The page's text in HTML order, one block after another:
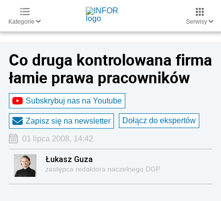
Kategorie Serwisy
Co druga kontrolowana firma
łamie prawa pracowników
Subskrybuj nas na Youtube
Zapisz się na newsletter Dołącz do ekspertów
01 lipca 2008, 14:42
Łukasz Guza
zastępca redaktora naczelnego DGP